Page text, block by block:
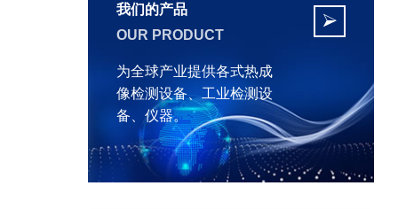
我们的产品
OUR PRODUCT
为全球产业提供各式热成
像检测设备、工业检测设
备、仪器。
